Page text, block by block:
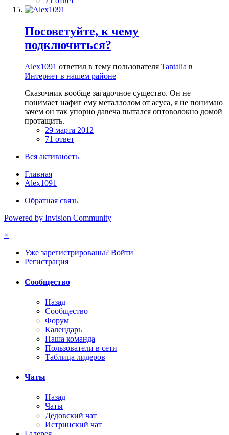
Посоветуйте, к чему
подключиться?
Alex1091 ответил в тему пользователя Tantalia в
Интернет в нашем районе
Сказочник вообще загадочное существо. Он не
понимает нафиг ему металлолом от асуса, я не понимаю
зачем он так упорно давеча пытался оптоволокно домой
протащить.
29 марта 2012
71 ответ
Вся активность
Главная
Alex1091
Обратная связь
Powered by Invision Community
×
Уже зарегистрированы? Войти
Регистрация
Сообщество
Назад
Сообщество
Форум
Календарь
Наша команда
Пользователи в сети
Таблица лидеров
Чаты
Назад
Чаты
Дедовский чат
Истринский чат